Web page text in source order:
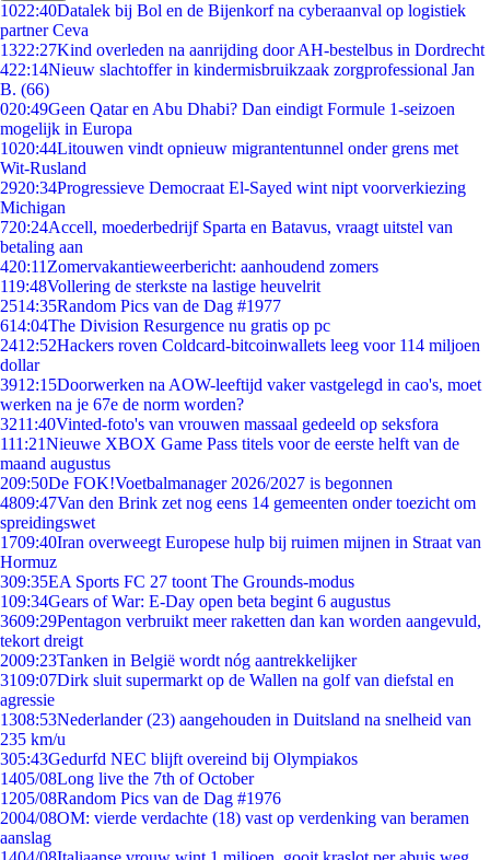
1022:40Datalek bij Bol en de Bijenkorf na cyberaanval op logistiek
partner Ceva
1322:27Kind overleden na aanrijding door AH-bestelbus in Dordrecht
422:14Nieuw slachtoffer in kindermisbruikzaak zorgprofessional Jan
B. (66)
020:49Geen Qatar en Abu Dhabi? Dan eindigt Formule 1-seizoen
mogelijk in Europa
1020:44Litouwen vindt opnieuw migrantentunnel onder grens met
Wit-Rusland
2920:34Progressieve Democraat El-Sayed wint nipt voorverkiezing
Michigan
720:24Accell, moederbedrijf Sparta en Batavus, vraagt uitstel van
betaling aan
420:11 Zomervakantieweerbericht: aanhoudend zomers
119:48Vollering de sterkste na lastige heuvelrit
2514:35Random Pics van de Dag #1977
614:04The Division Resurgence nu gratis op pc
2412:52Hackers roven Coldcard-bitcoinwallets leeg voor 114 miljoen
dollar
3912:15Doorwerken na AOW-leeftijd vaker vastgelegd in cao's, moet
werken na je 67e de norm worden?
3211:40Vinted-foto's van vrouwen massaal gedeeld op seksfora
111:21Nieuwe XBOX Game Pass titels voor de eerste helft van de
maand augustus
209:50De FOK!Voetbalmanager 2026/2027 is begonnen
4809:47Van den Brink zet nog eens 14 gemeenten onder toezicht om
spreidingswet
1709:40Iran overweegt Europese hulp bij ruimen mijnen in Straat van
Hormuz
309:35EA Sports FC 27 toont The Grounds-modus
109:34Gears of War: E-Day open beta begint 6 augustus
3609:29Pentagon verbruikt meer raketten dan kan worden aangevuld,
tekort dreigt
2009:23Tanken in België wordt nóg aantrekkelijker
3109:07Dirk sluit supermarkt op de Wallen na golf van diefstal en
agressie
1308:53Nederlander (23) aangehouden in Duitsland na snelheid van
235 km/u
305:43Gedurfd NEC blijft overeind bij Olympiakos
1405/08Long live the 7th of October
1205/08Random Pics van de Dag #1976
2004/08OM: vierde verdachte (18) vast op verdenking van beramen
aanslag